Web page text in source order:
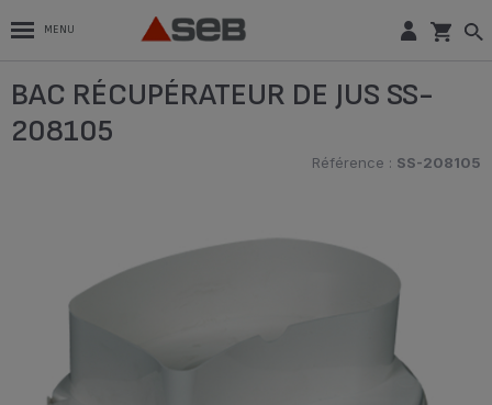
MENU
BAC RÉCUPÉRATEUR DE JUS SS-
208105
Référence : SS-208105